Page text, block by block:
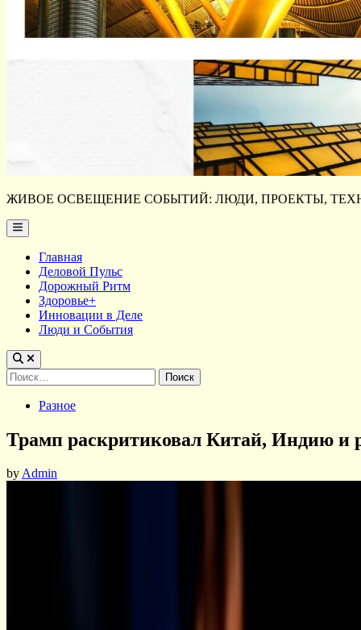
ЖИВОЕ ОСВЕЩЕНИЕ СОБЫТИЙ: ЛЮДИ, ПРОЕКТЫ,
Main
Menu
Главная
Деловой Пульс
Дорожный Ритм
Здоровье+
Инновации в Деле
Люди и События
Найти:
PostedРазное
Трамп раскритиковал Китай, Индию и
byAdmin